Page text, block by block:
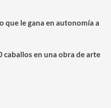
que le gana en autonomía a
en una obra de arte